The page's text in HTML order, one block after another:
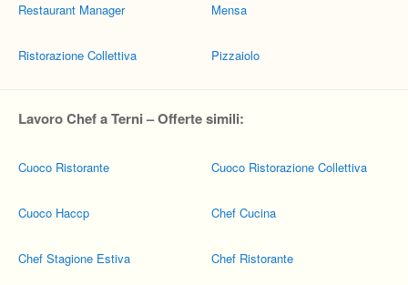
Restaurant Manager
Ristorazione Collettiva
Mensa
Pizzaiolo
Lavoro Chef a Terni – Offerte simili:
Cuoco Ristorante
Cuoco Haccp
Chef Stagione Estiva
Cuoco Ristorazione Collettiva
Chef Cucina
Chef Ristorante